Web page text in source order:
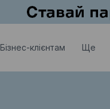
Бізнес-клієнтам Ще